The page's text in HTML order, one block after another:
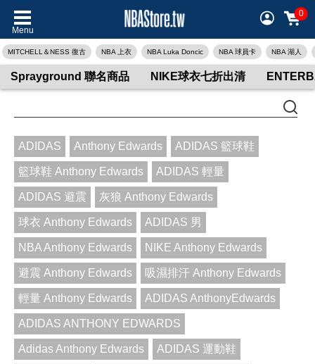
Menu
0
MITCHELL＆NESS 復古 NBA 上衣 NBA Luka Doncic NBA 球員卡 NBA 湖人
Sprayground 聯名商品 NIKE球衣七折出清
ADIDAS Anthony Edwards ADIDAS 籃球鞋
籃球鞋 Anthony Edwards ADIDAS 輕量
ADIDAS 避震 灰狼 Anthony Edwards
球衣 Anthony Edwards ADIDAS 男
NBA Anthony Edwards NIKE Anthony Edwards
避震 Anthony Edwards 吸濕排汗 Anthony Edwards
輕量 Anthony Edwards ADIDAS AnthonyEdwards
ADIDAS ANTHONY EDWARDS
Adidas Anthony Edwards ADIDAS 運動鞋